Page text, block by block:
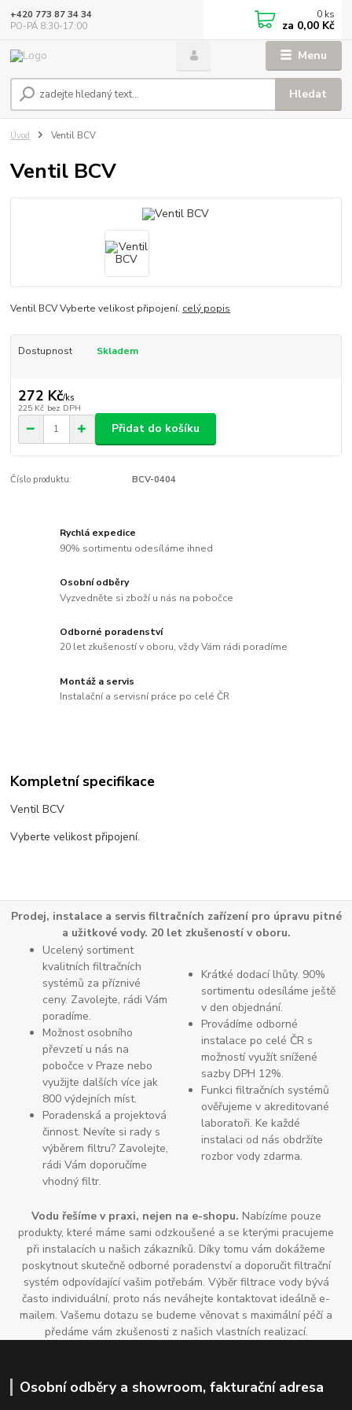
Menu
Hledat
+420 773 87 34 34
PO-PÁ 8:30-17:00
0 ks
za 0,00 Kč
Úvod Ventil BCV
Ventil BCV
Ventil BCV Vyberte velikost připojení. celý popis
Dostupnost Skladem
272 Kč/ks
225 Kč bez DPH
Přidat do košíku
Číslo produktu: BCV-0404
Rychlá expedice
90% sortimentu odesíláme ihned
Osobní odběry
Vyzvedněte si zboží u nás na pobočce
Odborné poradenství
20 let zkušeností v oboru, vždy Vám rádi poradíme
Montáž a servis
Instalační a servisní práce po celé ČR
Kompletní specifikace
Ventil BCV
Vyberte velikost připojení.
Prodej, instalace a servis filtračních zařízení pro úpravu pitné
a užitkové vody. 20 let zkušeností v oboru.
Ucelený sortiment
kvalitních filtračních
systémů za příznivé
ceny. Zavolejte, rádi Vám
poradíme.
Možnost osobního
převzetí u nás na
pobočce v Praze nebo
využijte dalších více jak
800 výdejních míst.
Poradenská a projektová
činnost. Nevíte si rady s
výběrem filtru? Zavolejte,
rádi Vám doporučíme
vhodný filtr.
Krátké dodací lhůty. 90%
sortimentu odesíláme ještě
v den objednání.
Provádíme odborné
instalace po celé ČR s
možností využít snížené
sazby DPH 12%.
Funkci filtračních systémů
ověřujeme v akreditované
laboratoři. Ke každé
instalaci od nás obdržíte
rozbor vody zdarma.
Vodu řešíme v praxi, nejen na e-shopu. Nabízíme pouze
produkty, které máme sami odzkoušené a se kterými pracujeme
při instalacích u našich zákazníků. Díky tomu vám dokážeme
poskytnout skutečně odborné poradenství a doporučit filtrační
systém odpovídající vašim potřebám. Výběr filtrace vody bývá
často individuální, proto nás neváhejte kontaktovat ideálně e-
mailem. Vašemu dotazu se budeme věnovat s maximální péčí a
předáme vám zkušenosti z našich vlastních realizací.
Osobní odběry a showroom, fakturační adresa